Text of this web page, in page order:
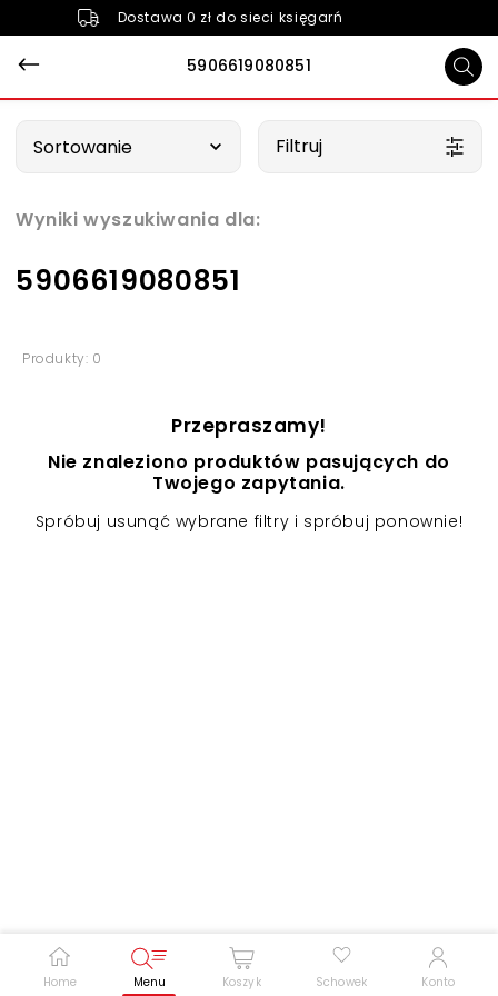
Dostawa 0 zł do sieci księgarń
5906619080851
Home Menu Koszyk Schowek Konto
Wyniki wyszukiwania dla:
5906619080851
Sortowanie Filtruj
Produkty: 0
Przepraszamy!
Nie znaleziono produktów pasujących do
Twojego zapytania.
Spróbuj usunąć wybrane filtry i spróbuj ponownie!
Podkreślenie linków